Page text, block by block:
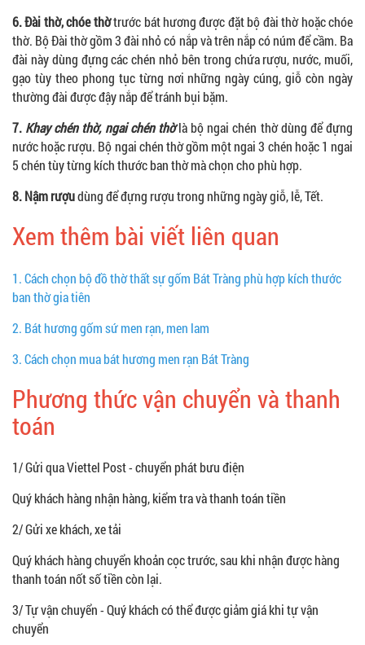
6. Đài thờ, chóe thờtrước bát hương được đặt bộ đài thờ hoặc chóe
thờ. Bộ Đài thờ gồm 3 đài nhỏ có nắp và trên nắp có núm để cầm. Ba
đài này dùng đựng các chén nhỏ bên trong chứa rượu, nước, muối,
gạo tùy theo phong tục từng nơi những ngày cúng, giỗ còn ngày
thường đài được đậy nắp để tránh bụi bặm.
7. Khay chén thờ, ngai chén thờlà bộ ngai chén thờ dùng để đựng
nước hoặc rượu. Bộ ngai chén thờ gồm một ngai 3 chén hoặc 1 ngai
5 chén tùy từng kích thước ban thờ mà chọn cho phù hợp.
8. Nậm rượudùng để đựng rượu trong những ngày giỗ, lễ, Tết.
Xem thêm bài viết liên quan
1.Cách chọn bộ đồ thờ thất sự gốm Bát Tràng phù hợp kích thước
ban thờ gia tiên
2. Bát hương gốm sứ men rạn, men lam
3.Cách chọn mua bát hương men rạn Bát Tràng
Phương thức vận chuyển và thanh
toán
1/ Gửi qua Viettel Post - chuyển phát bưu điện
Quý khách hàng nhận hàng, kiểm tra và thanh toán tiền
2/ Gửi xe khách, xe tải
Quý khách hàng chuyển khoản cọc trước, sau khi nhận được hàng
thanh toán nốt số tiền còn lại.
3/ Tự vận chuyển - Quý khách có thể được giảm giá khi tự vận
chuyển